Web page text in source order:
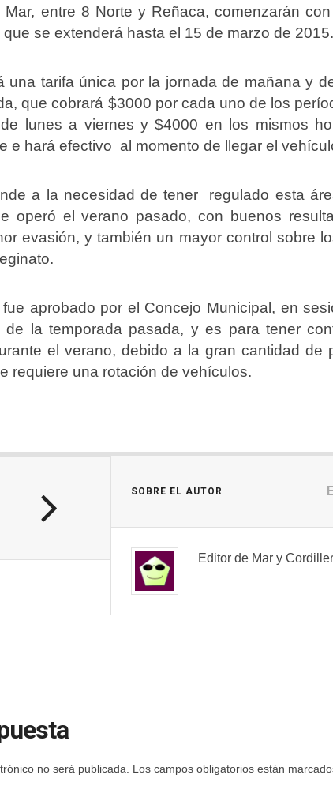
entre 8 Norte y Reñaca, comenzarán
se extenderá hasta el 15 de marzo de 2015.
una tarifa única por la jornada de mañana y
que cobrará $3000 por cada uno de los
lunes a viernes y $4000 en los mismos
e hará efectivo al momento de llegar el
a la necesidad de tener regulado esta
operó el verano pasado, con buenos
evasión, y también un mayor control sobre
aprobado por el Concejo Municipal, en
de la temporada pasada, y es para tener
el verano, debido a la gran cantidad de
requiere una rotación de vehículos.
SOBRE EL AUTOR
Editor de Mar y
no será publicada. Los campos obligatorios están